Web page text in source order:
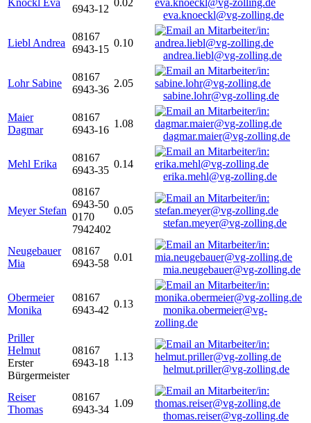
Knöckl Eva
6943-12
0.02
eva.knoeckl@vg-zolling.de
Liebl Andrea
08167
6943-15
0.10
andrea.liebl@vg-zolling.de
Lohr Sabine
08167
6943-36
2.05
sabine.lohr@vg-zolling.de
Maier
Dagmar
08167
6943-16
1.08
dagmar.maier@vg-zolling.de
Mehl Erika
08167
6943-35
0.14
erika.mehl@vg-zolling.de
Meyer Stefan
08167
6943-50
0170
7942402
0.05
stefan.meyer@vg-zolling.de
Neugebauer
Mia
08167
6943-58
0.01
mia.neugebauer@vg-zolling.de
Obermeier
Monika
08167
6943-42
0.13
monika.obermeier@vg-
zolling.de
Priller
Helmut
Erster
Bürgermeister
08167
6943-18
1.13
helmut.priller@vg-zolling.de
Reiser
Thomas
08167
6943-34
1.09
thomas.reiser@vg-zolling.de